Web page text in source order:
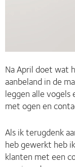
Na April doet wat
aanbeland in de
leggen alle vogels
met ogen en
Als ik terugdenk
heb gewerkt heb
klanten met een